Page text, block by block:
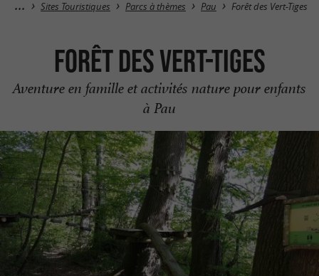
Sites Touristiques Parcs à thèmes Pau Forêt des Vert-Tiges
Forêt des Vert-Tiges
Aventure en famille et activités nature pour enfants
à Pau